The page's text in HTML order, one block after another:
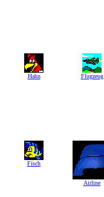
Hahn Flugzeug
Fisch
Airline